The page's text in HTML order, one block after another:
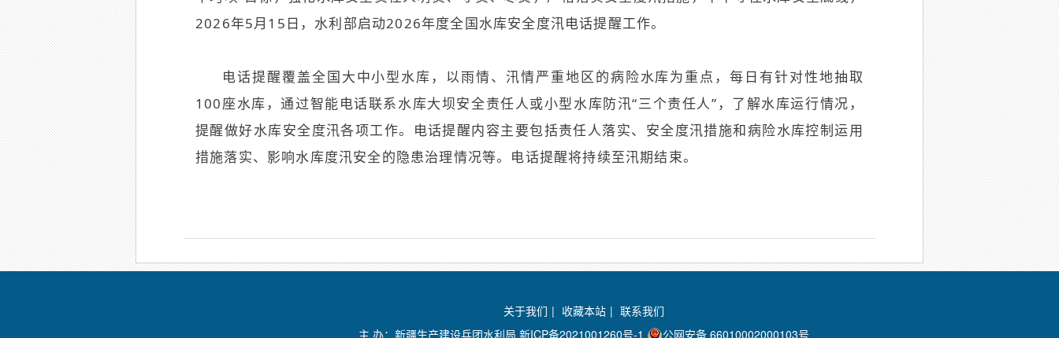
2026年5月15日，水利部启动2026年度全国水库安全度汛电话提醒工作。
电话提醒覆盖全国大中小型水库，以雨情、汛情严重地区的病险水库为重点，每日有针对性地抽取
100座水库，通过智能电话联系水库大坝安全责任人或小型水库防汛“三个责任人”，了解水库运行情况，
提醒做好水库安全度汛各项工作。电话提醒内容主要包括责任人落实、安全度汛措施和病险水库控制运用
措施落实、影响水库度汛安全的隐患治理情况等。电话提醒将持续至汛期结束。
关于我们 | 收藏本站 | 联系我们
主 办：新疆生产建设兵团水利局 新ICP备2021001260号-1 公网安备 66010002000103号